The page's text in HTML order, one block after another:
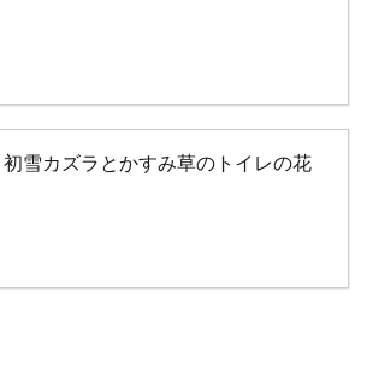
初雪カズラとかすみ草のトイレの花